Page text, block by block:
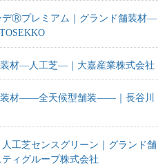
Ⓡプレミアム｜グランド舗装材―
材―人工芝―｜大嘉産業株式会社
装材――全天候型舗装――｜長谷川
工芝センスグリーン｜グランド舗
ィグループ株式会社